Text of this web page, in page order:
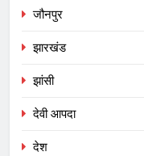
जौनपुर
झारखंड
झांसी
देवी आपदा
देश